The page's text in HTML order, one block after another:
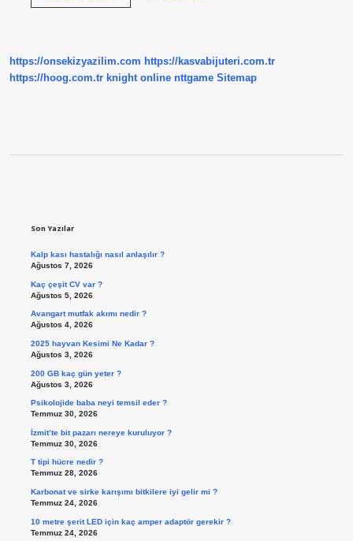
https://onsekizyazilim.com https://kasvabijuteri.com.tr
https://hoog.com.tr knight online nttgame Sitemap
Son Yazılar
Kalp kası hastalığı nasıl anlaşılır ?
Ağustos 7, 2026
Kaç çeşit CV var ?
Ağustos 5, 2026
Avangart mutfak akımı nedir ?
Ağustos 4, 2026
2025 hayvan Kesimi Ne Kadar ?
Ağustos 3, 2026
200 GB kaç gün yeter ?
Ağustos 3, 2026
Psikolojide baba neyi temsil eder ?
Temmuz 30, 2026
İzmit’te bit pazarı nereye kuruluyor ?
Temmuz 30, 2026
T tipi hücre nedir ?
Temmuz 28, 2026
Karbonat ve sirke karışımı bitkilere iyi gelir mi ?
Temmuz 24, 2026
10 metre şerit LED için kaç amper adaptör gerekir ?
Temmuz 24, 2026